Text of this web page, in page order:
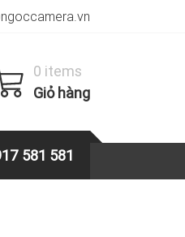
0 items
Giỏ hàng
581 581